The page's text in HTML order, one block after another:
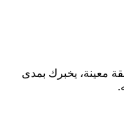
معينة، يخبرك بمدى